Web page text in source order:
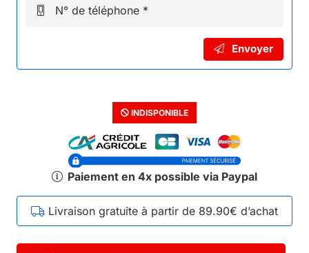
N° de téléphone *
Envoyer
INDISPONIBLE
Paiement en 4x possible via Paypal
Livraison gratuite à partir de 89.90€ d’achat